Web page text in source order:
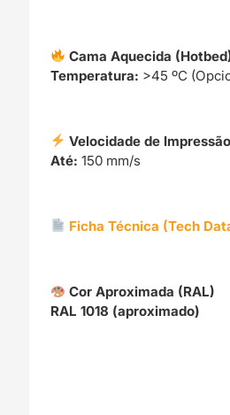
Cama Aquecida
Temperatura: >45 ºC
Velocidade de
Até: 150 mm/s
Ficha Técnica (Tech
Cor Aproximada (RAL)
RAL 1018 (aproximado)